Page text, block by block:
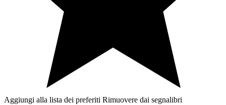
Aggiungi alla lista dei preferiti Rimuovere dai segnalibri